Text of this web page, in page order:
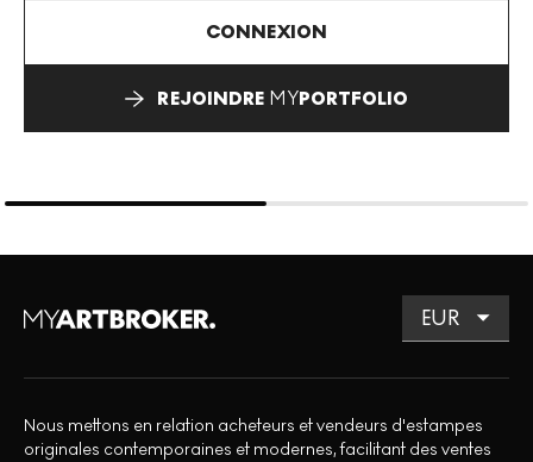
CONNEXION
REJOINDRE MYPORTFOLIO
Nous mettons en relation acheteurs et vendeurs d'estampes
originales contemporaines et modernes, facilitant des ventes